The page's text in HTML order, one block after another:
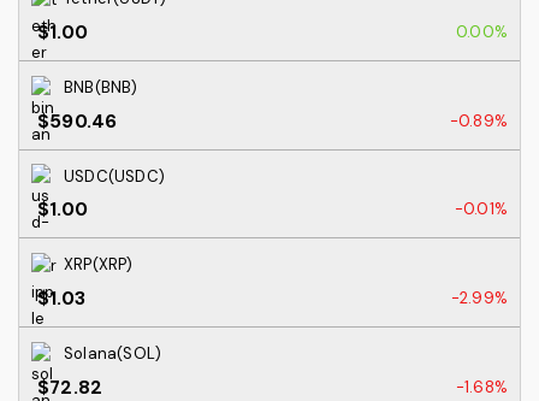
$1.00 0.00%
BNB(BNB)
$590.46 -0.89%
USDC(USDC)
$1.00 -0.01%
XRP(XRP)
$1.03 -2.99%
Solana(SOL)
$72.82 -1.68%